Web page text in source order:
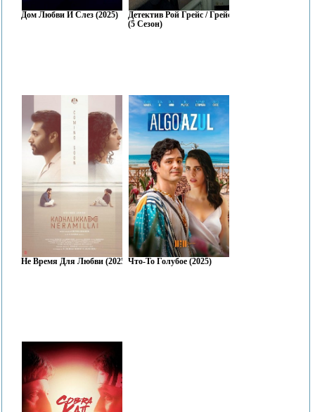
Дом Любви И Слез (2025)
Детектив Рой Грейс / Грейс
(5 Сезон)
Не Время Для Любви (2025)Что-То Голубое (2025)